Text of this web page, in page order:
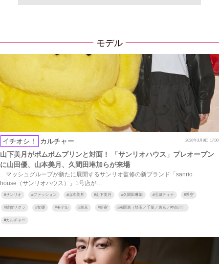
モデル
イチオシ！ カルチャー 2026年3月9日 17:00
山下美月がポムポムプリンと対面！ 「サンリオハウス」プレオープン
に山田優、山本美月、久間田琳加らが来場
マッシュグループが新たに展開するサンリオ監修の新ブランド「sanrio
house（サンリオハウス）」1号店が…
#サンリオ #ファッション #山本美月 #山下美月 #久間田琳加 #玉城ティナ #希空
#雑賀サクラ #女優 #モデル #東京 #新宿 #南関東（埼玉／千葉／東京／神奈川）
#カルチャー